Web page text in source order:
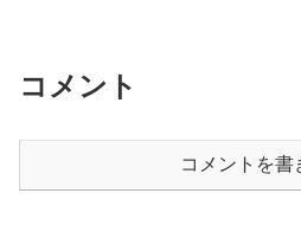
コメント
コメントを書